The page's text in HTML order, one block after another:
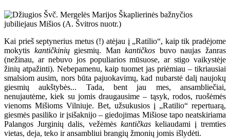
Kai prieš septynerius metus (!) atėjau į „Ratilio“, kaip tik pradėjome
mokytis kantičkiniųgiesmių. Mankantičkos buvo naujas žanras
(nežinau, ar nebuvo jos populiarios mūsuose, ar stigo vaikystėje
žinių atpažinti). Nebepamenu, kaip tuomet jas priėmiau – tikriausiai
smalsiom ausim, nors būta pajuokavimų, kad nubarstė dalį naujokų
giesmių aukštybės... Tada, bent jau mes, ansambliečiai,
nenujautėme, kiek su jomis draugausime – tąsyk, rodos, ruošėmės
vienoms Mišioms Vilniuje. Bet, užsukusios į „Ratilio“ repertuarą,
giesmės pasiliko ir įsišaknijo – giedojimas Mišiose tapo neatskiriama
Palangos Jurginių dalis, vežėmės kantičkas keliaudami į tremties
vietas, deja, teko ir ansambliui brangių žmonių jomis išlydėti.